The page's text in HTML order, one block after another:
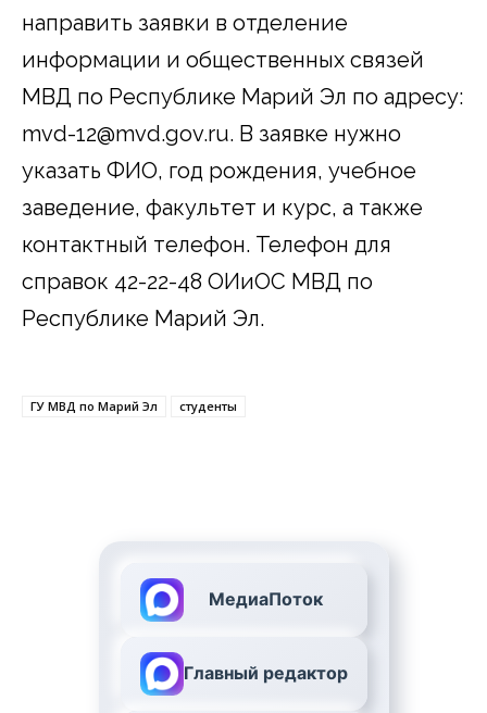
направить заявки в отделение
информации и общественных связей
МВД по Республике Марий Эл по адресу:
mvd-12@mvd.gov.ru. В заявке нужно
указать ФИО, год рождения, учебное
заведение, факультет и курс, а также
контактный телефон. Телефон для
справок 42-22-48 ОИиОС МВД по
Республике Марий Эл.
ГУ МВД по Марий Эл студенты
МедиаПоток
Главный редактор